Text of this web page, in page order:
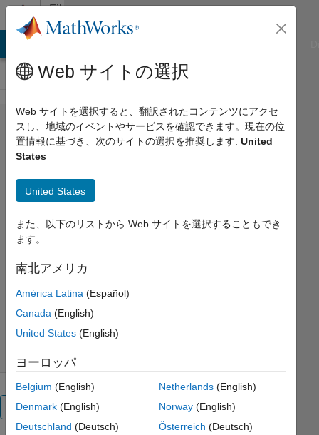
コンテンツへスキップ
File
Exchange
exportToPPTX
MatLab tool for exporting data to PowerPoint
2007+ files without using COM-objects
automation
バージョン 2.0.2(222 KB)
ダウンロード: 10.5K 件
2024/6/21
概要
Web サイトの選択
Web サイトを選択すると、翻訳されたコンテンツにアクセ
スし、地域のイベントやサービスを確認できます。現在の位
置情報に基づき、次のサイトの選択を推奨します: United
States
United States
また、以下のリストから Web サイトを選択することもでき
ます。
南北アメリカ
América Latina (Español)
Canada (English)
United States (English)
ヨーロッパ
Belgium (English)
Denmark (English)
Deutschland (Deutsch)
Netherlands(English)
Norway(English)
Österreich (Deutsch)